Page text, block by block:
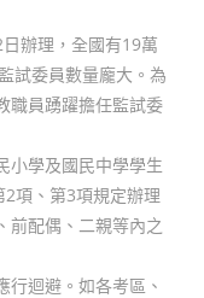
辦理，全國有19萬
試委員數量龐大。為
職員踴躍擔任監試委
小學及國民中學學生
項、第3項規定辦理
前配偶、二親等內之
行迴避。如各考區、